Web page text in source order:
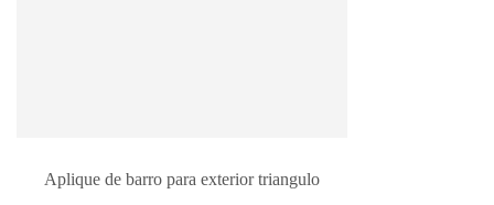
Aplique de barro para exterior triangulo